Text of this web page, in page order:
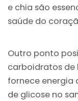
e chia são
saúde do
Outro ponto
carboidratos de
fornece energia
de glicose no